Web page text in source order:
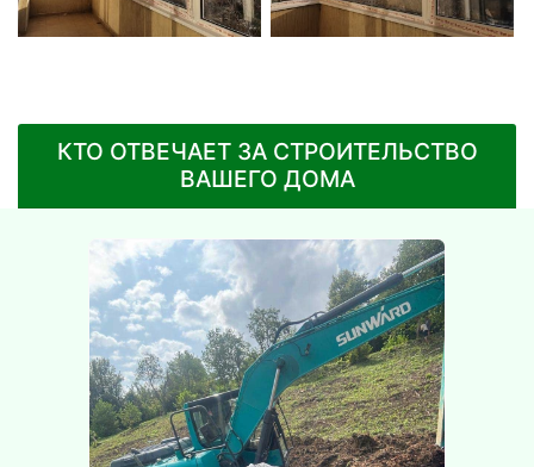
КТО ОТВЕЧАЕТ ЗА СТРОИТЕЛЬСТВО
ВАШЕГО ДОМА